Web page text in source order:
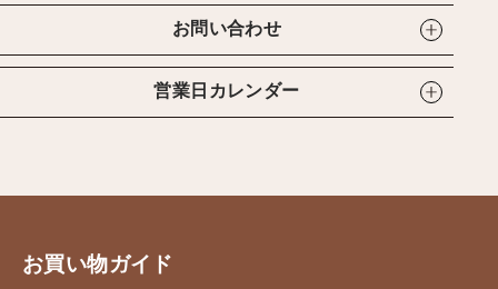
お問い合わせ
営業日カレンダー
お買い物ガイド